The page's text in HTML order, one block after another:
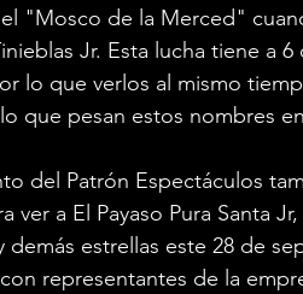
"Mosco de la Merced"
Jr. Esta lucha tiene a
lo que verlos al mismo
que pesan estos nombres
del Patrón Espectáculos
ver a El Payaso Pura Santa
demás estrellas este 28 de
representantes de la